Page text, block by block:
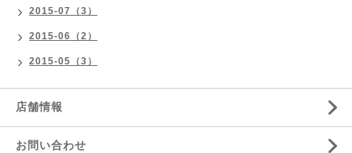
2015-07（3）
2015-06（2）
2015-05（3）
店舗情報
お問い合わせ